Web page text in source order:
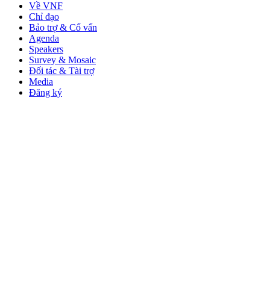
Về VNF
Chỉ đạo
Bảo trợ & Cố vấn
Agenda
Speakers
Survey & Mosaic
Đối tác & Tài trợ
Media
Đăng ký